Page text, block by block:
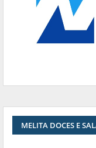
MELITA DOCES E